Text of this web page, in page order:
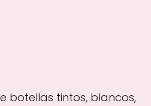
botellas tintos, blancos,